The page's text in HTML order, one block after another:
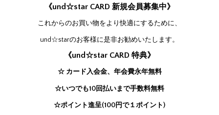
《und☆star CARD 新規会員募集中》
これからのお買い物をより快適にするために、
und☆starのお客様に是非お勧めいたします。
《und☆star CARD 特典》
☆ カード入会金、年会費永年無料
☆いつでも10回払いまで手数料無料
☆ポイント進呈(100円で１ポイント)